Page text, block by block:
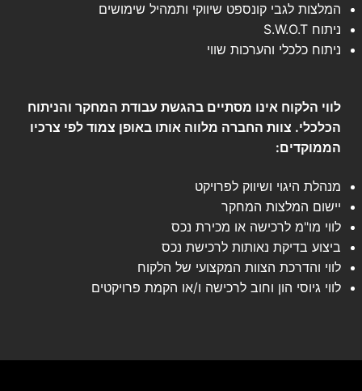
המלצות לגבי קונספט שיווקי ותמהיל שימושים
ניתוח S.W.O.T
ניתוח כלכלי והערכות שווי
לווי הלקוח אינו מסתיים בהגשת עבודת המחקר והניתוח
הכלכלי. צוות החברה מלווה אותו באופן צמוד לפי צרכיו
הממוקדים:
מנהלת היגוי ושיווק לפרויקט
יישום המלצות המחקר
לווי מו"מ לרכישה או מכירת נכס
ביצוע בדיקת נאותות לרכישת נכס
לווי והדרכת הצוות המקצועי של הלקוח
לווי גיוסי הון וחוב לרכישה ו/או הקמת פרויקטים